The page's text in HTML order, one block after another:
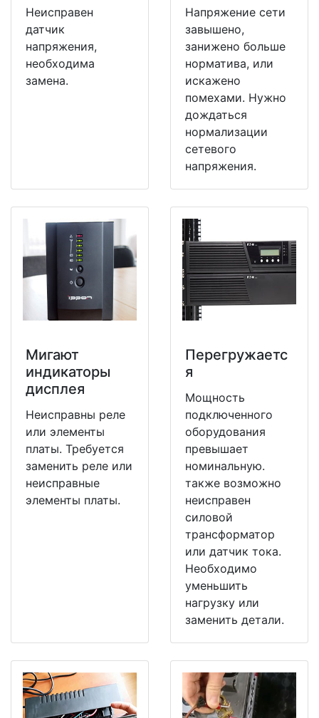
Неисправен
датчик
напряжения,
необходима
замена.
Напряжение сети
завышено,
занижено больше
норматива, или
искажено
помехами. Нужно
дождаться
нормализации
сетевого
напряжения.
Мигают
индикаторы
дисплея
Неисправны реле
или элементы
платы. Требуется
заменить реле или
неисправные
элементы платы.
Перегружаетс
я
Мощность
подключенного
оборудования
превышает
номинальную.
также возможно
неисправен
силовой
трансформатор
или датчик тока.
Необходимо
уменьшить
нагрузку или
заменить детали.